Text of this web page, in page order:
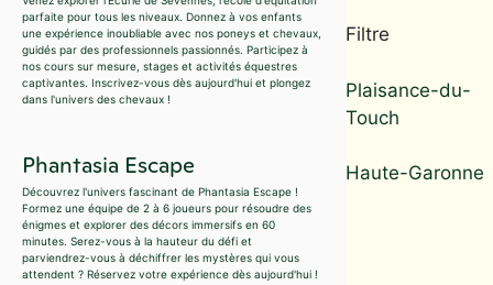
parfaite pour tous les niveaux. Donnez à vos enfants
une expérience inoubliable avec nos poneys et chevaux,
guidés par des professionnels passionnés. Participez à
nos cours sur mesure, stages et activités équestres
captivantes. Inscrivez-vous dès aujourd'hui et plongez
dans l'univers des chevaux !
Phantasia Escape
Découvrez l'univers fascinant de Phantasia Escape !
Formez une équipe de 2 à 6 joueurs pour résoudre des
énigmes et explorer des décors immersifs en 60
minutes. Serez-vous à la hauteur du défi et
parviendrez-vous à déchiffrer les mystères qui vous
attendent ? Réservez votre expérience dès aujourd'hui !
Filtre
Plaisance-du-
Touch
Haute-Garonne